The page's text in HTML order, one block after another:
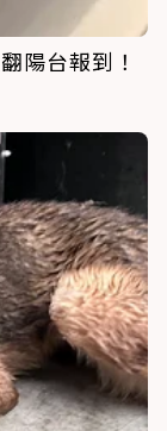
陽台報到！